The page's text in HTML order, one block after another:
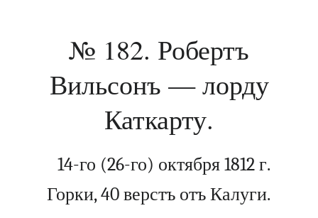
№ 182. Робертъ
Вильсонъ — лорду
Каткарту.
14-го (26-го) октября 1812 г.
Горки, 40 верстъ отъ Калуги.